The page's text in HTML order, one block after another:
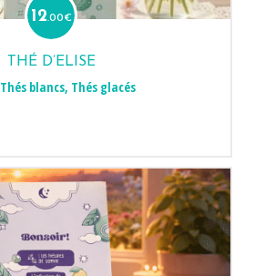
12.00€
THÉ D’ELISE
Thés blancs, Thés glacés